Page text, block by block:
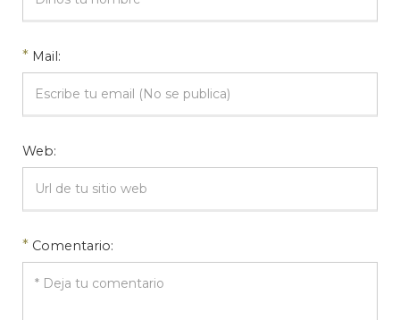
* Mail:
Web:
* Comentario: